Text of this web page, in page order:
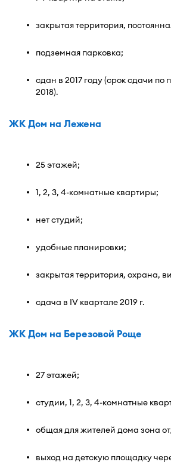
закрытая территория,
подземная парковка;
сдан в 2017 году (срок сдачи по
2018).
ЖК Дом на Лежена
25 этажей;
1, 2, 3, 4-комнатные квартиры;
нет студий;
удобные планировки;
закрытая территория, охрана,
сдача в IV квартале 2019 г.
ЖК Дом на Березовой Роще
27 этажей;
студии, 1, 2, 3, 4-комнатные
общая для жителей дома зона
выход на детскую площадку